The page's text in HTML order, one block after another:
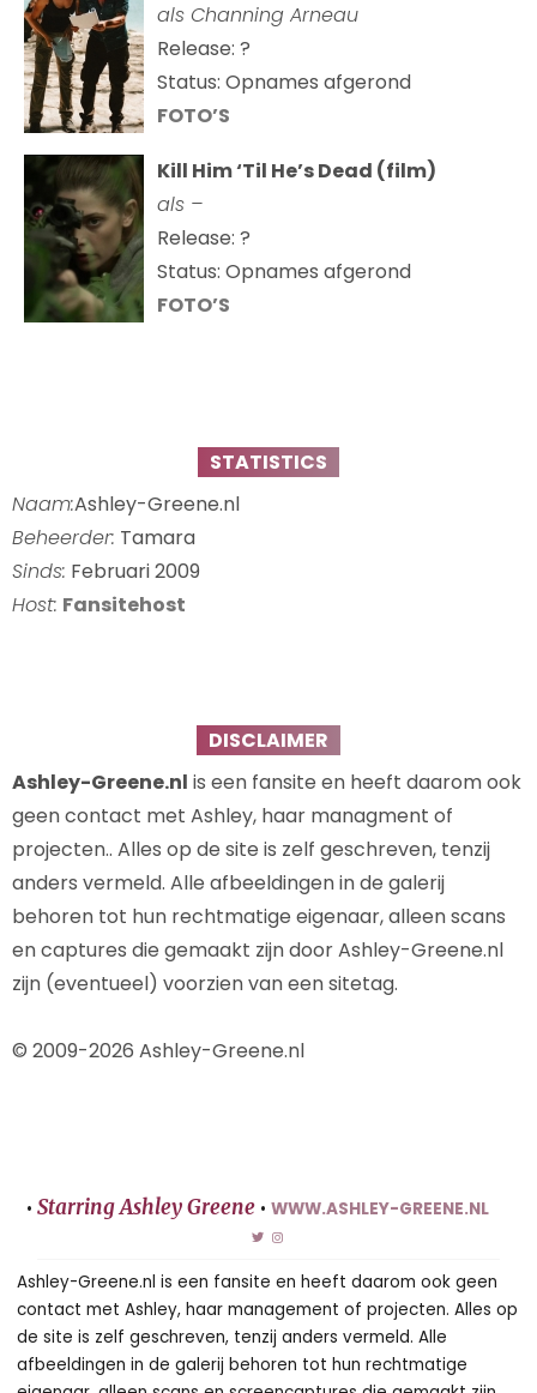
als Channing Arneau
Release: ?
Status: Opnames afgerond
FOTO’S
Kill Him ‘Til He’s Dead (film)
als –
Release: ?
Status: Opnames afgerond
FOTO’S
STATISTICS
Naam:Ashley-Greene.nl
Beheerder: Tamara
Sinds: Februari 2009
Host: Fansitehost
DISCLAIMER
Ashley-Greene.nl is een fansite en heeft daarom ook
geen contact met Ashley, haar managment of
projecten.. Alles op de site is zelf geschreven, tenzij
anders vermeld. Alle afbeeldingen in de galerij
behoren tot hun rechtmatige eigenaar, alleen scans
en captures die gemaakt zijn door Ashley-Greene.nl
zijn (eventueel) voorzien van een sitetag.
© 2009-2026 Ashley-Greene.nl
• Starring Ashley Greene • WWW.ASHLEY-GREENE.NL
Ashley-Greene.nl is een fansite en heeft daarom ook geen
contact met Ashley, haar management of projecten. Alles op
de site is zelf geschreven, tenzij anders vermeld. Alle
afbeeldingen in de galerij behoren tot hun rechtmatige